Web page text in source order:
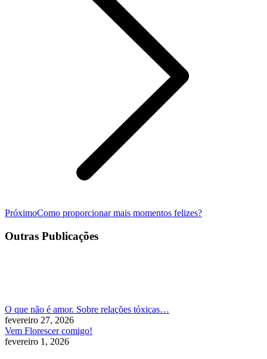
PróximoPróximo
Como proporcionar mais momentos felizes?
Outras Publicações
O que não é amor. Sobre relações tóxicas…
fevereiro 27, 2026
Vem Florescer comigo!
fevereiro 1, 2026